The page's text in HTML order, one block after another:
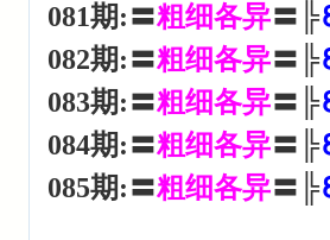
081期:〓粗细各异〓╠
082期:〓粗细各异〓╠
083期:〓粗细各异〓╠
084期:〓粗细各异〓╠
085期:〓粗细各异〓╠